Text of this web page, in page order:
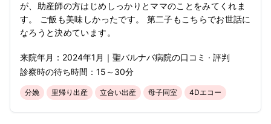
が、助産師の方はじめしっかりとママのことをみてくれま
す。 ご飯も美味しかったです。 第二子もこちらでお世話に
なろうと決めています。
来院年月： 2024年1月 ｜ 聖バルナバ病院の口コミ · 評判
診察時の待ち時間： 15～30分
分娩 里帰り出産 立合い出産 母子同室 4Dエコー